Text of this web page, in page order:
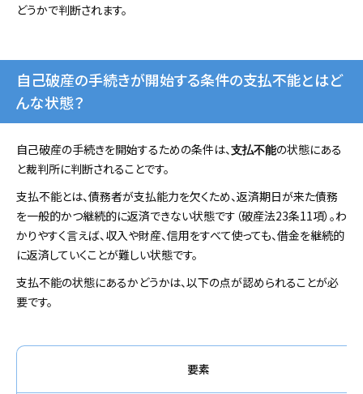
どうかで判断されます。
自己破産の手続きが開始する条件の支払不能とはど
んな状態？
自己破産の手続きを開始するための条件は、支払不能の状態にある
と裁判所に判断されることです。
支払不能とは、債務者が支払能力を欠くため、返済期日が来た債務
を一般的かつ継続的に返済できない状態です（破産法23条11項）。わ
かりやすく言えば、収入や財産、信用をすべて使っても、借金を継続的
に返済していくことが難しい状態です。
支払不能の状態にあるかどうかは、以下の点が認められることが必
要です。
要素